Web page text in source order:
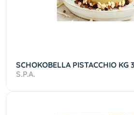
SCHOKOBELLA PISTACCHIO KG
S.P.A.